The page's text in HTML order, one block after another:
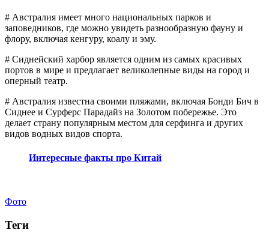
# Австралия имеет много национальных парков и
заповедников, где можно увидеть разнообразную фауну и
флору, включая кенгуру, коалу и эму.
# Сиднейский харбор является одним из самых красивых
портов в мире и предлагает великолепные виды на город и
оперный театр.
# Австралия известна своими пляжами, включая Бонди Бич в
Сиднее и Сурферс Парадайз на Золотом побережье. Это
делает страну популярным местом для серфинга и других
видов водных видов спорта.
Интересные факты про Китай
Фото
Теги